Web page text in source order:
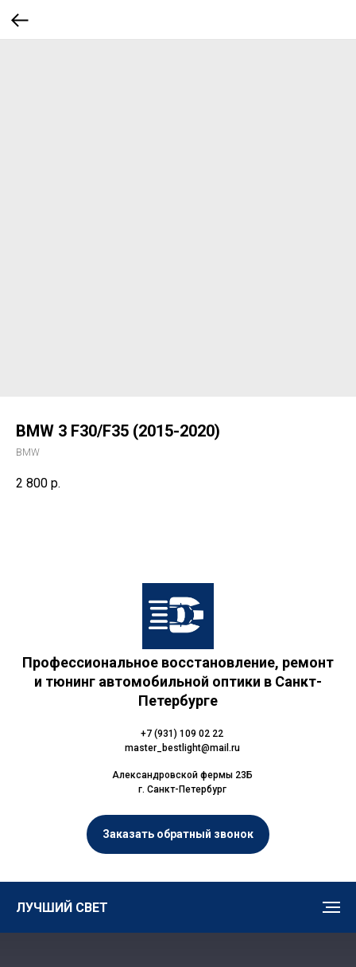
BMW 3 F30/F35 (2015-2020)
BMW
2 800 р.
Профессиональное восстановление, ремонт
и тюнинг автомобильной оптики в Санкт-
Петербурге
+7 (931) 109 02 22
master_bestlight@mail.ru
Александровской фермы 23Б
г. Санкт-Петербург
Заказать обратный звонок
ЛУЧШИЙ СВЕТ